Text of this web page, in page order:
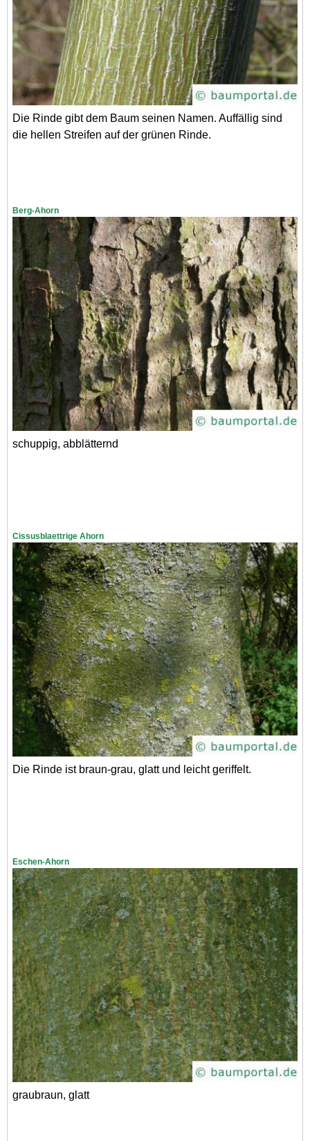
Die Rinde gibt dem Baum seinen Namen. Auffällig sind
die hellen Streifen auf der grünen Rinde.
Berg-Ahorn
schuppig, abblätternd
Cissusblaettrige Ahorn
Die Rinde ist braun-grau, glatt und leicht geriffelt.
Eschen-Ahorn
graubraun, glatt